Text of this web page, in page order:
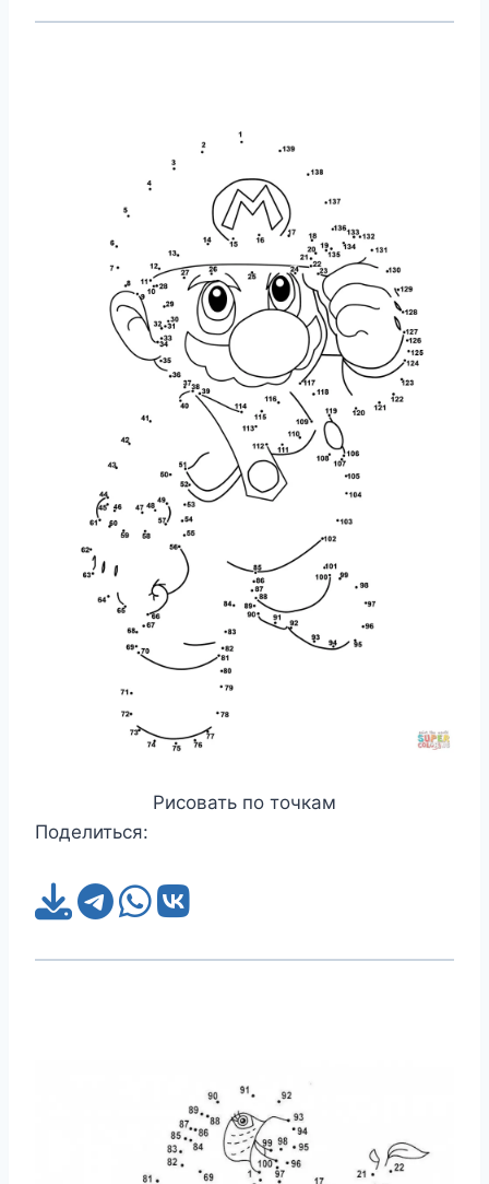
Рисовать по точкам
Поделиться: